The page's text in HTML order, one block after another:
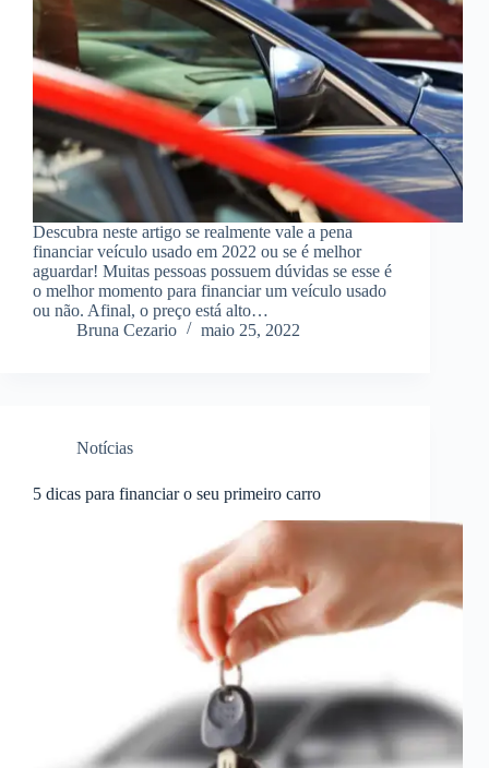
Descubra neste artigo se realmente vale a pena
financiar veículo usado em 2022 ou se é melhor
aguardar! Muitas pessoas possuem dúvidas se esse é
o melhor momento para financiar um veículo usado
ou não. Afinal, o preço está alto…
Bruna Cezario
maio 25, 2022
Notícias
5 dicas para financiar o seu primeiro carro